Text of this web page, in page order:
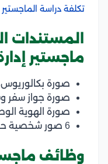
تكلفة دراسة
المستندات
ماجستير
صورة
صورة جواز سفر
صورة الهوية
6 صور شخصية حديثة.
وظائف